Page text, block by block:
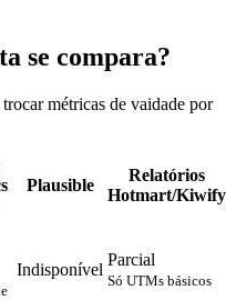
se compara?
métricas de vaidade por
Plausible
Relatórios
Hotmart/Kiwify
Indisponível
Parcial
Só UTMs básicos